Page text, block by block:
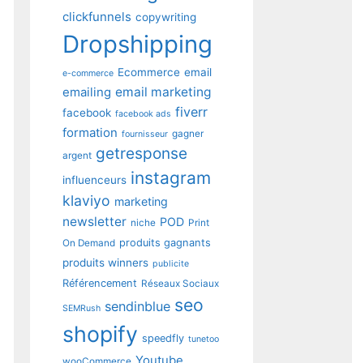
clickfunnels copywriting
Dropshipping
e-commerce Ecommerce email
emailing email marketing
facebook facebook ads fiverr
formation fournisseur gagner
argent getresponse
influenceurs instagram
klaviyo marketing
newsletter niche POD Print
On Demand produits gagnants
produits winners publicite
Référencement Réseaux Sociaux
SEMRush sendinblue seo
shopify speedfly tunetoo